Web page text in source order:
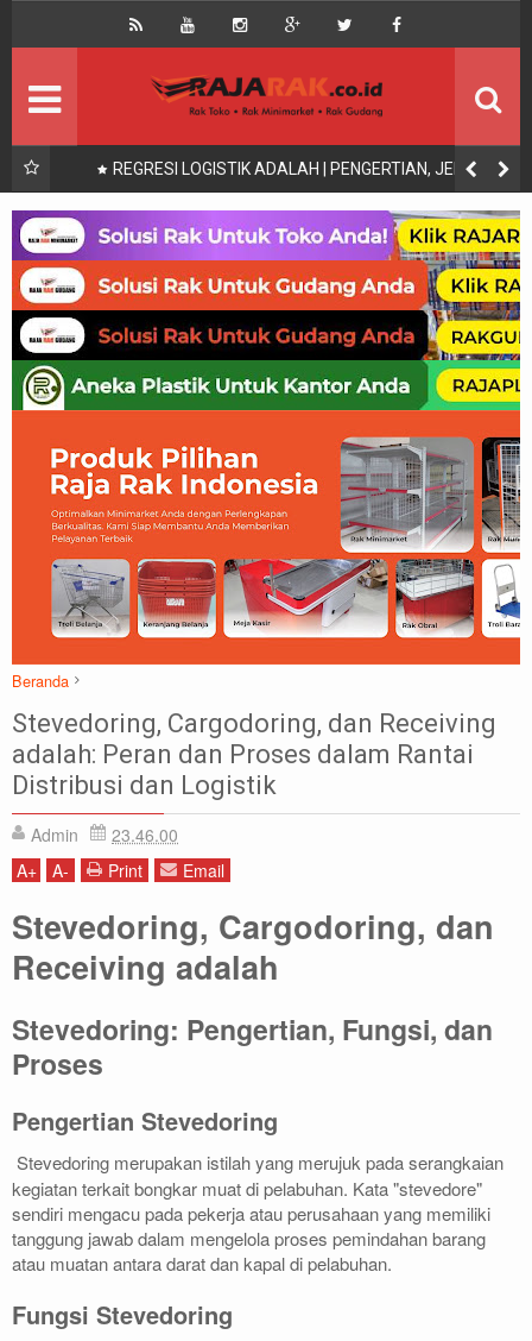
SALAH SATU SIFAT-SIFAT LOGISTIK ADALAH
Beranda
Stevedoring
Stevedoring, Cargodoring, dan Receiving adalah: Peran dan Proses dalam
Rantai Distribusi dan Logistik
Stevedoring, Cargodoring, dan Receiving
adalah: Peran dan Proses dalam Rantai
Distribusi dan Logistik
Admin
23.46.00
A+ A- Print Email
Stevedoring, Cargodoring, dan
Receiving adalah
Stevedoring: Pengertian, Fungsi, dan
Proses
Pengertian Stevedoring
Stevedoring merupakan istilah yang merujuk pada serangkaian
kegiatan terkait bongkar muat di pelabuhan. Kata "stevedore"
sendiri mengacu pada pekerja atau perusahaan yang memiliki
tanggung jawab dalam mengelola proses pemindahan barang
atau muatan antara darat dan kapal di pelabuhan.
Fungsi Stevedoring
Beranda
Kontak About Us
Rak Gudang Rak besi/Rak pallet
Rak Minimarket Supermarket
Produk Lain Peralatan Toko Dll
Artikel Retail & Logistik